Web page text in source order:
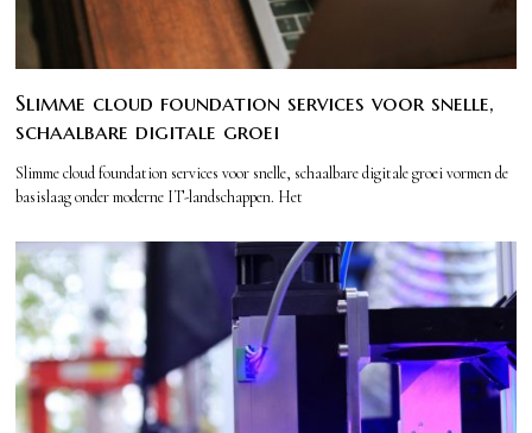
Slimme cloud foundation services voor snelle,
schaalbare digitale groei
Slimme cloud foundation services voor snelle, schaalbare digitale groei vormen de
basislaag onder moderne IT-landschappen. Het